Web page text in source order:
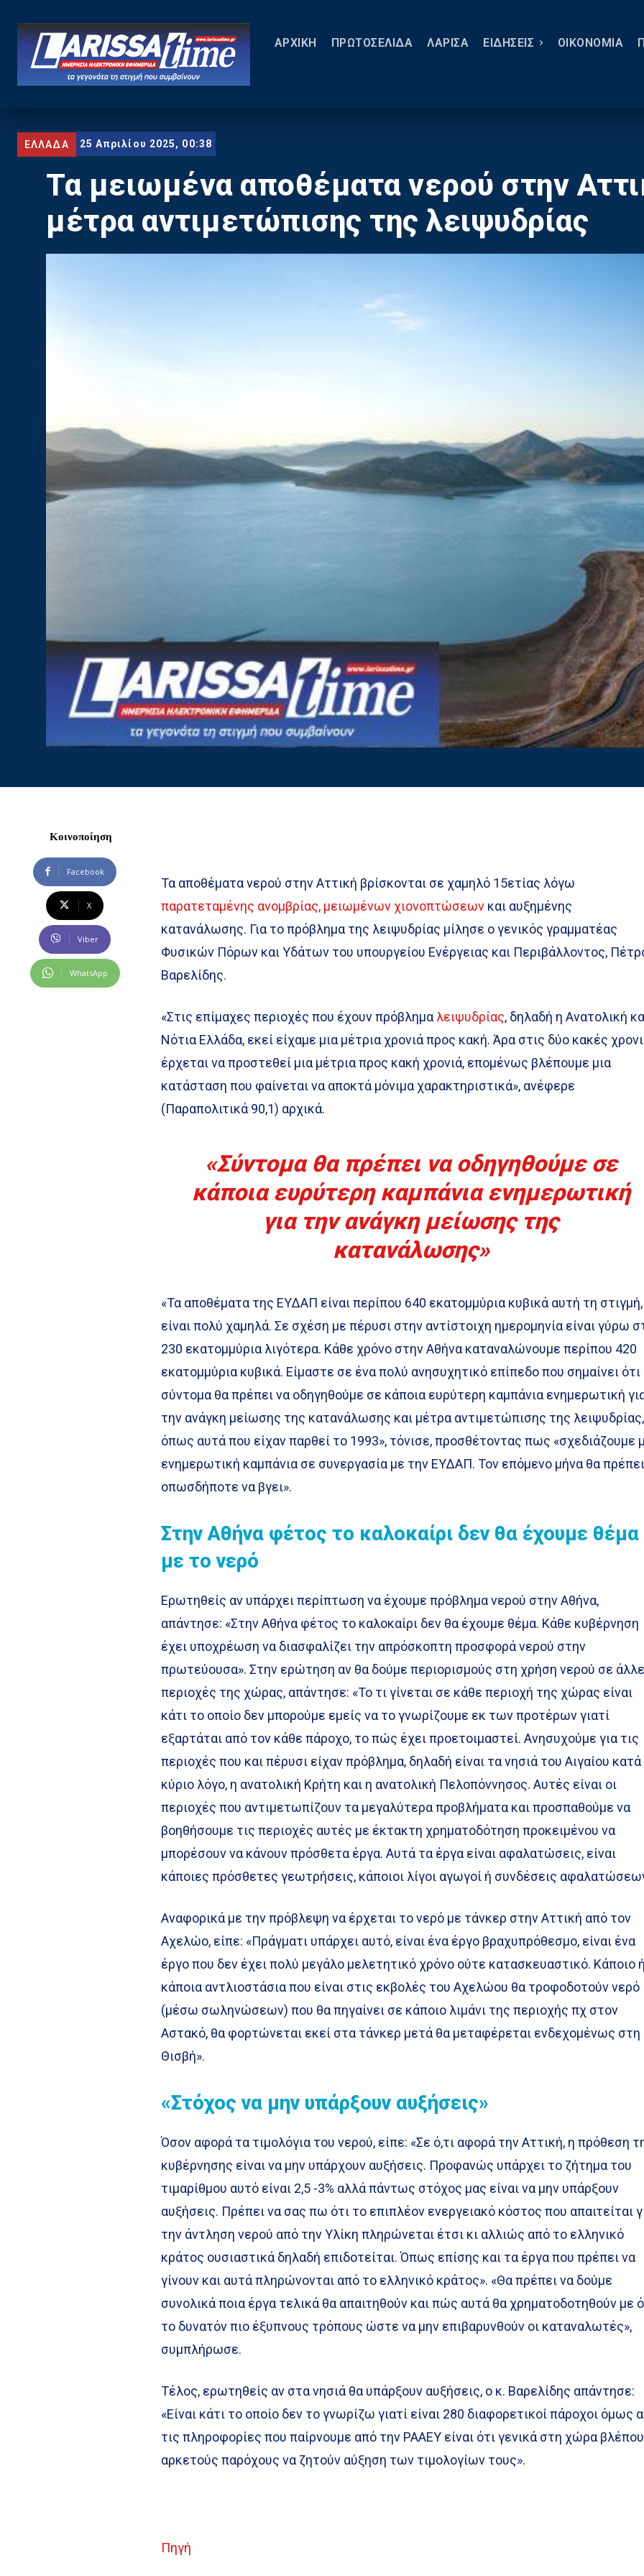
ΑΡΧΙΚΗ ΠΡΩΤΟΣΕΛΙΔΑ ΛΑΡΙΣΑ ΕΙΔΗΣΕΙΣ ΟΙΚΟΝΟΜΙΑ
ΕΛΛΑΔΑ 25 Απριλίου 2025, 00:38
Τα μειωμένα αποθέματα νερού στην
μέτρα αντιμετώπισης της λειψυδρίας
Κοινοποίηση
Facebook
X
Viber
WhatsApp
Τα αποθέματα νερού στην Αττική βρίσκονται σε χαμηλό 15ετίας λόγω
παρατεταμένης ανομβρίας, μειωμένων χιονοπτώσεων και αυξημένης
κατανάλωσης. Για το πρόβλημα της λειψυδρίας μίλησε ο γενικός γραμματέας
Φυσικών Πόρων και Υδάτων του υπουργείου Ενέργειας και Περιβάλλοντος,
Βαρελίδης.
«Στις επίμαχες περιοχές που έχουν πρόβλημα λειψυδρίας, δηλαδή η Ανατολική
Νότια Ελλάδα, εκεί είχαμε μια μέτρια χρονιά προς κακή. Άρα στις δύο κακές
έρχεται να προστεθεί μια μέτρια προς κακή χρονιά, επομένως βλέπουμε μια
κατάσταση που φαίνεται να αποκτά μόνιμα χαρακτηριστικά», ανέφερε
(Παραπολιτικά 90,1) αρχικά.
«Σύντομα θα πρέπει να οδηγηθούμε σε
κάποια ευρύτερη καμπάνια ενημερωτική
για την ανάγκη μείωσης της
κατανάλωσης»
«Τα αποθέματα της ΕΥΔΑΠ είναι περίπου 640 εκατομμύρια κυβικά αυτή τη στιγμή,
είναι πολύ χαμηλά. Σε σχέση με πέρυσι στην αντίστοιχη ημερομηνία είναι γύρω
230 εκατομμύρια λιγότερα. Κάθε χρόνο στην Αθήνα καταναλώνουμε περίπου 420
εκατομμύρια κυβικά. Είμαστε σε ένα πολύ ανησυχητικό επίπεδο που σημαίνει ότι
σύντομα θα πρέπει να οδηγηθούμε σε κάποια ευρύτερη καμπάνια ενημερωτική
την ανάγκη μείωσης της κατανάλωσης και μέτρα αντιμετώπισης της λειψυδρίας,
όπως αυτά που είχαν παρθεί το 1993», τόνισε, προσθέτοντας πως «σχεδιάζουμε
ενημερωτική καμπάνια σε συνεργασία με την ΕΥΔΑΠ. Τον επόμενο μήνα θα πρέπει
οπωσδήποτε να βγει».
Στην Αθήνα φέτος το καλοκαίρι δεν θα έχουμε θέμα
με το νερό
Ερωτηθείς αν υπάρχει περίπτωση να έχουμε πρόβλημα νερού στην Αθήνα,
απάντησε: «Στην Αθήνα φέτος το καλοκαίρι δεν θα έχουμε θέμα. Κάθε κυβέρνηση
έχει υποχρέωση να διασφαλίζει την απρόσκοπτη προσφορά νερού στην
πρωτεύουσα». Στην ερώτηση αν θα δούμε περιορισμούς στη χρήση νερού σε
περιοχές της χώρας, απάντησε: «Το τι γίνεται σε κάθε περιοχή της χώρας είναι
κάτι το οποίο δεν μπορούμε εμείς να το γνωρίζουμε εκ των προτέρων γιατί
εξαρτάται από τον κάθε πάροχο, το πώς έχει προετοιμαστεί. Ανησυχούμε για τις
περιοχές που και πέρυσι είχαν πρόβλημα, δηλαδή είναι τα νησιά του Αιγαίου κατά
κύριο λόγο, η ανατολική Κρήτη και η ανατολική Πελοπόννησος. Αυτές είναι οι
περιοχές που αντιμετωπίζουν τα μεγαλύτερα προβλήματα και προσπαθούμε να
βοηθήσουμε τις περιοχές αυτές με έκτακτη χρηματοδότηση προκειμένου να
μπορέσουν να κάνουν πρόσθετα έργα. Αυτά τα έργα είναι αφαλατώσεις, είναι
κάποιες πρόσθετες γεωτρήσεις, κάποιοι λίγοι αγωγοί ή συνδέσεις
Αναφορικά με την πρόβλεψη να έρχεται το νερό με τάνκερ στην Αττική από τον
Αχελώο, είπε: «Πράγματι υπάρχει αυτό, είναι ένα έργο βραχυπρόθεσμο, είναι ένα
έργο που δεν έχει πολύ μεγάλο μελετητικό χρόνο ούτε κατασκευαστικό. Κάποιο ή
κάποια αντλιοστάσια που είναι στις εκβολές του Αχελώου θα τροφοδοτούν νερό
(μέσω σωληνώσεων) που θα πηγαίνει σε κάποιο λιμάνι της περιοχής πχ στον
Αστακό, θα φορτώνεται εκεί στα τάνκερ μετά θα μεταφέρεται ενδεχομένως στη
Θισβή».
«Στόχος να μην υπάρξουν αυξήσεις»
Όσον αφορά τα τιμολόγια του νερού, είπε: «Σε ό,τι αφορά την Αττική, η πρόθεση
κυβέρνησης είναι να μην υπάρχουν αυξήσεις. Προφανώς υπάρχει το ζήτημα του
τιμαρίθμου αυτό είναι 2,5 -3% αλλά πάντως στόχος μας είναι να μην υπάρξουν
αυξήσεις. Πρέπει να σας πω ότι το επιπλέον ενεργειακό κόστος που απαιτείται
την άντληση νερού από την Υλίκη πληρώνεται έτσι κι αλλιώς από το ελληνικό
κράτος ουσιαστικά δηλαδή επιδοτείται. Όπως επίσης και τα έργα που πρέπει να
γίνουν και αυτά πληρώνονται από το ελληνικό κράτος». «Θα πρέπει να δούμε
συνολικά ποια έργα τελικά θα απαιτηθούν και πώς αυτά θα χρηματοδοτηθούν με
το δυνατόν πιο έξυπνους τρόπους ώστε να μην επιβαρυνθούν οι καταναλωτές»,
συμπλήρωσε.
Τέλος, ερωτηθείς αν στα νησιά θα υπάρξουν αυξήσεις, ο κ. Βαρελίδης απάντησε:
«Είναι κάτι το οποίο δεν το γνωρίζω γιατί είναι 280 διαφορετικοί πάροχοι όμως
τις πληροφορίες που παίρνουμε από την ΡΑΑΕΥ είναι ότι γενικά στη χώρα
αρκετούς παρόχους να ζητούν αύξηση των τιμολογίων τους».
Πηγή